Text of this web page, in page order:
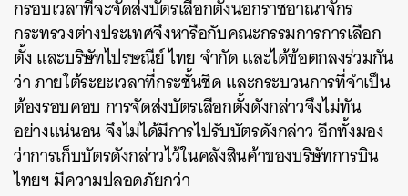
กรอบเวลาที่จะจัดส่งบัตรเลือกตั้งนอกราชอาณาจักร
กระทรวงต่างประเทศจึงหารือกับคณะกรรมการการเลือก
ตั้ง และบริษัทไปรษณีย์ ไทย จำกัด และได้ข้อตกลงร่วมกัน
ว่า ภายใต้ระยะเวลาที่กระชั้นชิด และกระบวนการที่จำเป็น
ต้องรอบคอบ การจัดส่งบัตรเลือกตั้งดังกล่าวจึงไม่ทัน
อย่างแน่นอน จึงไม่ได้มีการไปรับบัตรดังกล่าว อีกทั้งมอง
ว่าการเก็บบัตรดังกล่าวไว้ในคลังสินค้าของบริษัทการบิน
ไทยฯ มีความปลอดภัยกว่า